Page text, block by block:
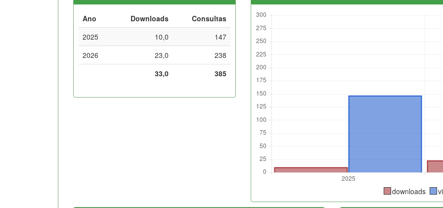
Ano Downloads
Consultas
2025
10,0
147
2026
23,0
238
33,0
385
downloads